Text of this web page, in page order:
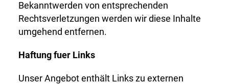
Bekanntwerden von entsprechenden
Rechtsverletzungen werden wir diese Inhalte
umgehend entfernen.
Haftung fuer Links
Unser Angebot enthält Links zu externen